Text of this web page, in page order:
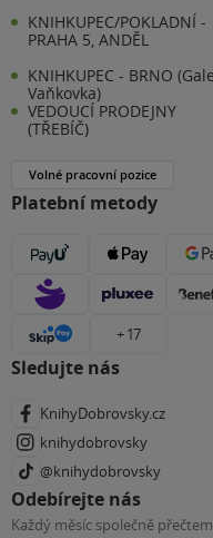
KNIHKUPEC/POKLADNÍ -
PRAHA 5, ANDĚL
KNIHKUPEC - BRNO
Vaňkovka)
VEDOUCÍ PRODEJNY
(TŘEBÍČ)
Volné pracovní pozice
Platební metody
+ 17
Sledujte nás
KnihyDobrovsky.cz
knihydobrovsky
@knihydobrovsky
Odebírejte nás
Každý měsíc společně